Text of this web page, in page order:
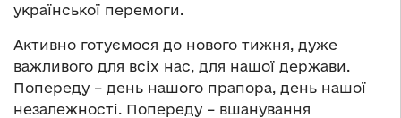
української перемоги.
Активно готуємося до нового тижня, дуже
важливого для всіх нас, для нашої держави.
Попереду – день нашого прапора, день нашої
незалежності. Попереду – вшанування